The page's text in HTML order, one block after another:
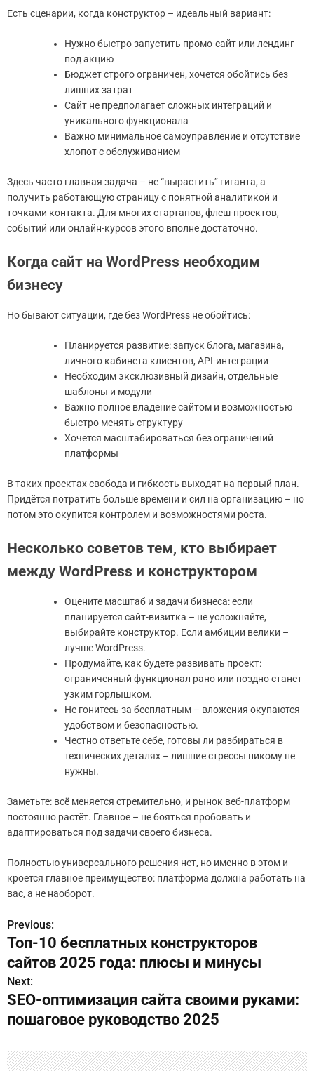
Есть сценарии, когда конструктор – идеальный вариант:
Нужно быстро запустить промо-сайт или лендинг
под акцию
Бюджет строго ограничен, хочется обойтись без
лишних затрат
Сайт не предполагает сложных интеграций и
уникального функционала
Важно минимальное самоуправление и отсутствие
хлопот с обслуживанием
Здесь часто главная задача – не “вырастить” гиганта, а
получить работающую страницу с понятной аналитикой и
точками контакта. Для многих стартапов, флеш-проектов,
событий или онлайн-курсов этого вполне достаточно.
Когда сайт на WordPress необходим
бизнесу
Но бывают ситуации, где без WordPress не обойтись:
Планируется развитие: запуск блога, магазина,
личного кабинета клиентов, API-интеграции
Необходим эксклюзивный дизайн, отдельные
шаблоны и модули
Важно полное владение сайтом и возможностью
быстро менять структуру
Хочется масштабироваться без ограничений
платформы
В таких проектах свобода и гибкость выходят на первый план.
Придётся потратить больше времени и сил на организацию – но
потом это окупится контролем и возможностями роста.
Несколько советов тем, кто выбирает
между WordPress и конструктором
Оцените масштаб и задачи бизнеса: если
планируется сайт-визитка – не усложняйте,
выбирайте конструктор. Если амбиции велики –
лучше WordPress.
Продумайте, как будете развивать проект:
ограниченный функционал рано или поздно станет
узким горлышком.
Не гонитесь за бесплатным – вложения окупаются
удобством и безопасностью.
Честно ответьте себе, готовы ли разбираться в
технических деталях – лишние стрессы никому не
нужны.
Заметьте: всё меняется стремительно, и рынок веб-платформ
постоянно растёт. Главное – не бояться пробовать и
адаптироваться под задачи своего бизнеса.
Полностью универсального решения нет, но именно в этом и
кроется главное преимущество: платформа должна работать на
вас, а не наоборот.
Н
а
в
и
а
Previous:
Топ-10 бесплатных конструкторов
сайтов 2025 года: плюсы и минусы
Next:
SEO-оптимизация сайта своими руками:
пошаговое руководство 2025